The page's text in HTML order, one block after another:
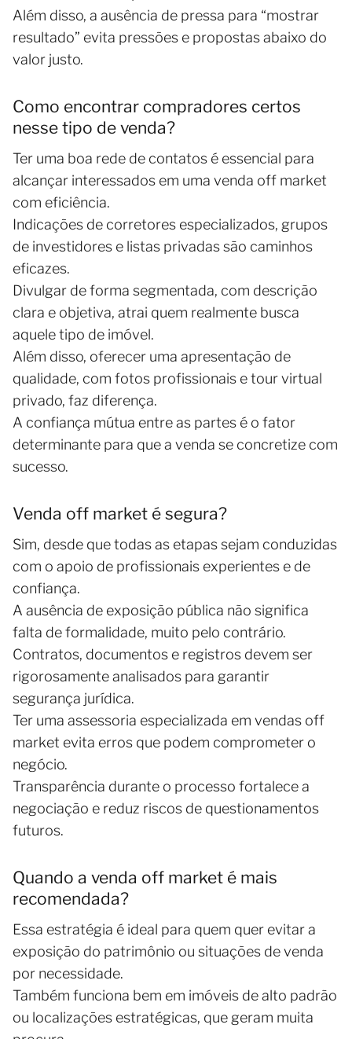
Além disso, a ausência de pressa para “mostrar
resultado” evita pressões e propostas abaixo do
valor justo.
Como encontrar compradores certos
nesse tipo de venda?
Ter uma boa rede de contatos é essencial para
alcançar interessados em uma venda off market
com eficiência.
Indicações de corretores especializados, grupos
de investidores e listas privadas são caminhos
eficazes.
Divulgar de forma segmentada, com descrição
clara e objetiva, atrai quem realmente busca
aquele tipo de imóvel.
Além disso, oferecer uma apresentação de
qualidade, com fotos profissionais e tour virtual
privado, faz diferença.
A confiança mútua entre as partes é o fator
determinante para que a venda se concretize com
sucesso.
Venda off market é segura?
Sim, desde que todas as etapas sejam conduzidas
com o apoio de profissionais experientes e de
confiança.
A ausência de exposição pública não significa
falta de formalidade, muito pelo contrário.
Contratos, documentos e registros devem ser
rigorosamente analisados para garantir
segurança jurídica.
Ter uma assessoria especializada em vendas off
market evita erros que podem comprometer o
negócio.
Transparência durante o processo fortalece a
negociação e reduz riscos de questionamentos
futuros.
Quando a venda off market é mais
recomendada?
Essa estratégia é ideal para quem quer evitar a
exposição do patrimônio ou situações de venda
por necessidade.
Também funciona bem em imóveis de alto padrão
ou localizações estratégicas, que geram muita